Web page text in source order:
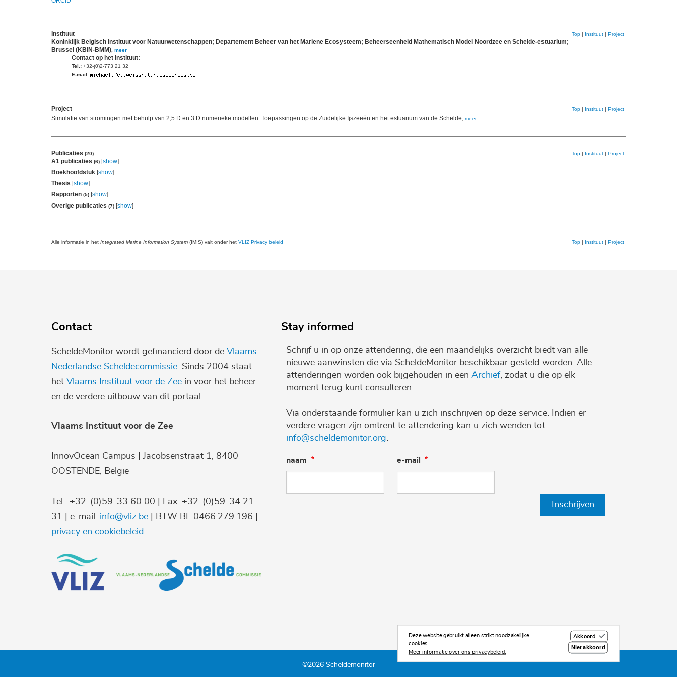
Instituut Top | Instituut | Project
Koninklijk Belgisch Instituut voor Natuurwetenschappen; Departement Beheer van het Mariene Ecosysteem; Beheerseenheid Mathematisch Model Noordzee en Schelde-estuarium;
Brussel (KBIN-BMM), meer
Contact op het instituut:
Tel.: +32-(0)2-773 21 32
E-mail:
Project Top | Instituut | Project
Simulatie van stromingen met behulp van 2,5 D en 3 D numerieke modellen. Toepassingen op de Zuidelijke Ijszeeën en het estuarium van de Schelde, meer
Publicaties (20) Top | Instituut | Project
A1 publicaties (6) [show]
Boekhoofdstuk [show]
Thesis [show]
Rapporten (5) [show]
Overige publicaties (7) [show]
Alle informatie in het Integrated Marine Information System (IMIS) valt onder het VLIZ Privacy beleid Top | Instituut | Project
Contact
ScheldeMonitor wordt gefinancierd door de Vlaams-
Nederlandse Scheldecommissie . Sinds 2004 staat
het Vlaams Instituut voor de Zee in voor het beheer
en de verdere uitbouw van dit portaal.
Vlaams Instituut voor de Zee
InnovOcean Campus | Jacobsenstraat 1, 8400
OOSTENDE, België
Tel.: +32-(0)59-33 60 00 | Fax: +32-(0)59-34 21
31 | e-mail: info@vliz.be | BTW BE 0466.279.196 |
privacy en cookiebeleid
Stay informed
Schrijf u in op onze attendering, die een maandelijks overzicht biedt van alle
nieuwe aanwinsten die via ScheldeMonitor beschikbaar gesteld worden. Alle
attenderingen worden ook bijgehouden in een Archief , zodat u die op elk
moment terug kunt consulteren.
Via onderstaande formulier kan u zich inschrijven op deze service. Indien er
verdere vragen zijn omtrent te attendering kan u zich wenden tot
info@scheldemonitor.org
naam e-mail
Inschrijven
©2026 Scheldemonitor
Deze website gebruikt alleen strikt noodzakelijke
cookies.
Meer informatie over ons privacybeleid.
Akkoord
Niet akkoord